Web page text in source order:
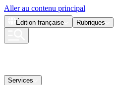
Aller au contenu principal
Édition française Rubriques
Services